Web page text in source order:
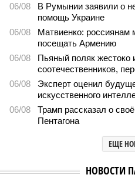
06/08
В Румынии заявили о
помощь Украине
06/08
Матвиенко: россиянам
посещать Армению
06/08
Пьяный поляк жестоко
соотечественников,
06/08
Эксперт оценил
искусственного
06/08
Трамп рассказал о
Пентагона
ЕЩЕ
НОВОСТИ